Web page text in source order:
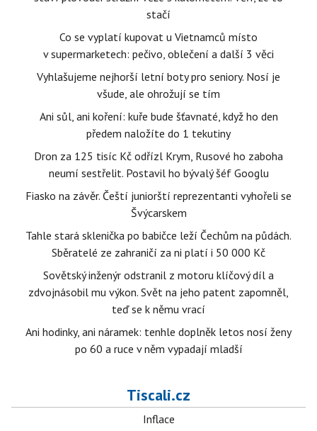
stačí
Co se vyplatí kupovat u Vietnamců místo
v supermarketech: pečivo, oblečení a další 3 věci
Vyhlašujeme nejhorší letní boty pro seniory. Nosí je
všude, ale ohrožují se tím
Ani sůl, ani koření: kuře bude šťavnaté, když ho den
předem naložíte do 1 tekutiny
Dron za 125 tisíc Kč odřízl Krym, Rusové ho zaboha
neumí sestřelit. Postavil ho bývalý šéf Googlu
Fiasko na závěr. Čeští juniorští reprezentanti vyhořeli se
Švýcarskem
Tahle stará sklenička po babičce leží Čechům na půdách.
Sběratelé ze zahraničí za ni platí i 50 000 Kč
Sovětský inženýr odstranil z motoru klíčový díl a
zdvojnásobil mu výkon. Svět na jeho patent zapomněl,
teď se k němu vrací
Ani hodinky, ani náramek: tenhle doplněk letos nosí ženy
po 60 a ruce v něm vypadají mladší
Tiscali.cz
Inflace